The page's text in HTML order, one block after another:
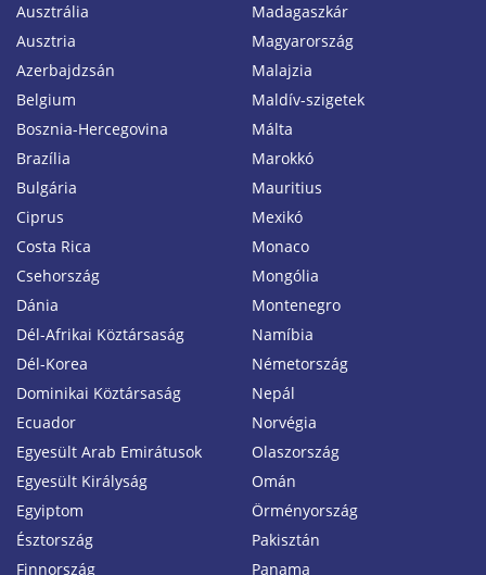
Ausztrália
Ausztria
Azerbajdzsán
Belgium
Bosznia-Hercegovina
Brazília
Bulgária
Ciprus
Costa Rica
Csehország
Dánia
Dél-Afrikai Köztársaság
Dél-Korea
Dominikai Köztársaság
Ecuador
Egyesült Arab Emirátusok
Egyesült Királyság
Egyiptom
Észtország
Finnország
Madagaszkár
Magyarország
Malajzia
Maldív-szigetek
Málta
Marokkó
Mauritius
Mexikó
Monaco
Mongólia
Montenegro
Namíbia
Németország
Nepál
Norvégia
Olaszország
Omán
Örményország
Pakisztán
Panama